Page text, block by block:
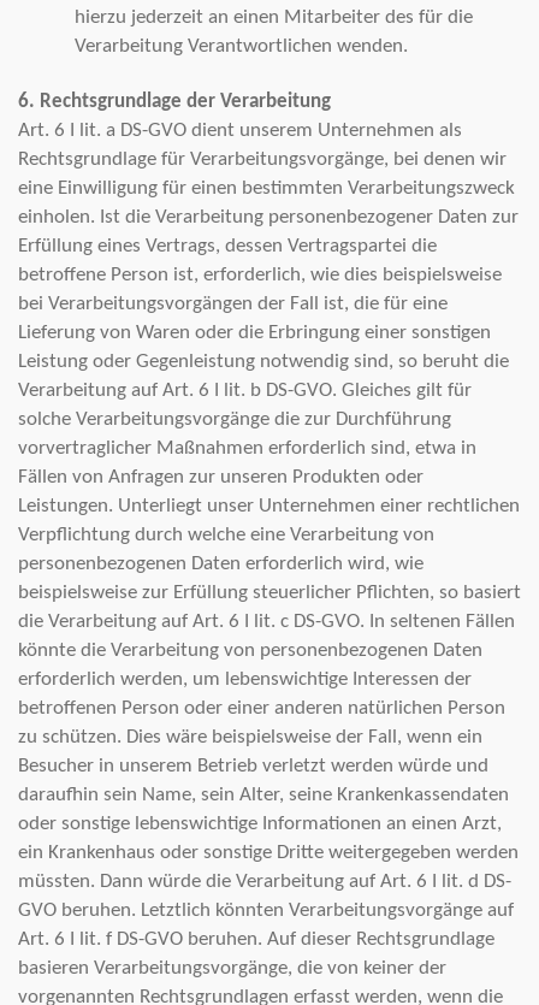
hierzu jederzeit an einen Mitarbeiter des für die
Verarbeitung Verantwortlichen wenden.
6. Rechtsgrundlage der Verarbeitung
Art. 6 I lit. a DS-GVO dient unserem Unternehmen als
Rechtsgrundlage für Verarbeitungsvorgänge, bei denen wir
eine Einwilligung für einen bestimmten Verarbeitungszweck
einholen. Ist die Verarbeitung personenbezogener Daten zur
Erfüllung eines Vertrags, dessen Vertragspartei die
betroffene Person ist, erforderlich, wie dies beispielsweise
bei Verarbeitungsvorgängen der Fall ist, die für eine
Lieferung von Waren oder die Erbringung einer sonstigen
Leistung oder Gegenleistung notwendig sind, so beruht die
Verarbeitung auf Art. 6 I lit. b DS-GVO. Gleiches gilt für
solche Verarbeitungsvorgänge die zur Durchführung
vorvertraglicher Maßnahmen erforderlich sind, etwa in
Fällen von Anfragen zur unseren Produkten oder
Leistungen. Unterliegt unser Unternehmen einer rechtlichen
Verpflichtung durch welche eine Verarbeitung von
personenbezogenen Daten erforderlich wird, wie
beispielsweise zur Erfüllung steuerlicher Pflichten, so basiert
die Verarbeitung auf Art. 6 I lit. c DS-GVO. In seltenen Fällen
könnte die Verarbeitung von personenbezogenen Daten
erforderlich werden, um lebenswichtige Interessen der
betroffenen Person oder einer anderen natürlichen Person
zu schützen. Dies wäre beispielsweise der Fall, wenn ein
Besucher in unserem Betrieb verletzt werden würde und
daraufhin sein Name, sein Alter, seine Krankenkassendaten
oder sonstige lebenswichtige Informationen an einen Arzt,
ein Krankenhaus oder sonstige Dritte weitergegeben werden
müssten. Dann würde die Verarbeitung auf Art. 6 I lit. d DS-
GVO beruhen. Letztlich könnten Verarbeitungsvorgänge auf
Art. 6 I lit. f DS-GVO beruhen. Auf dieser Rechtsgrundlage
basieren Verarbeitungsvorgänge, die von keiner der
vorgenannten Rechtsgrundlagen erfasst werden, wenn die